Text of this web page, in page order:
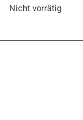
Nicht vorrätig